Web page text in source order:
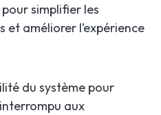
simplifier les
améliorer l’expérience
du système pour
aux